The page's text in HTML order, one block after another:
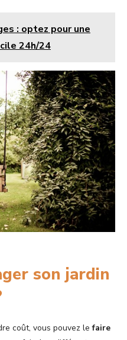
: optez pour une
24h/24
son jardin
coût, vous pouvez lefaire